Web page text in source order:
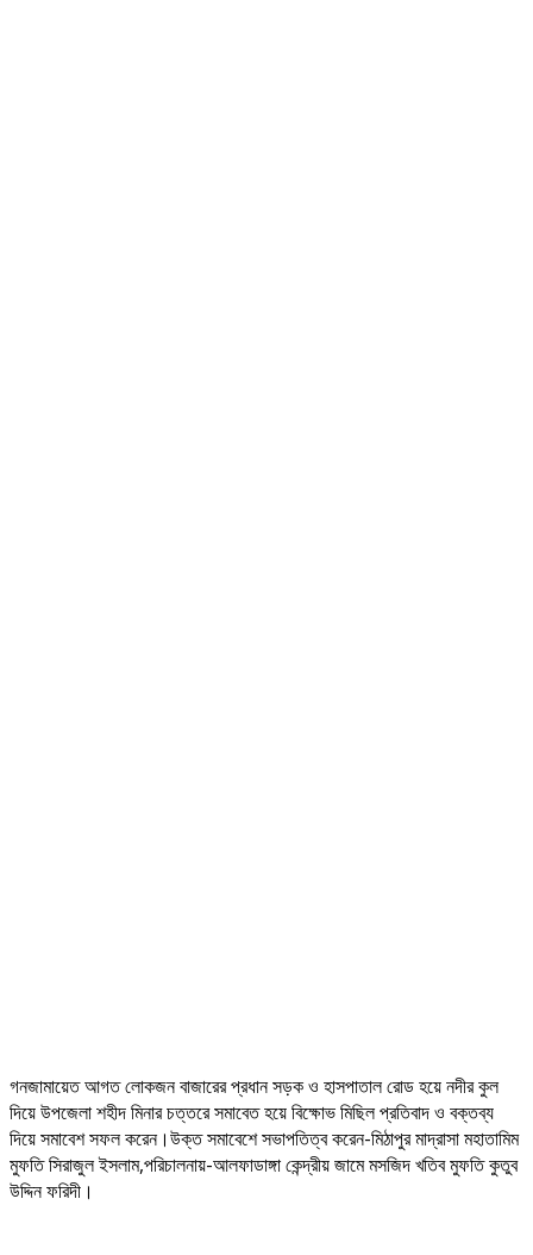
গনজামায়েত আগত লোকজন বাজারের প্রধান সড়ক ও হাসপাতাল রোড হয়ে নদীর কুল
দিয়ে উপজেলা শহীদ মিনার চত্তরে সমাবেত হয়ে বিক্ষোভ মিছিল প্রতিবাদ ও বক্তব্য
দিয়ে সমাবেশ সফল করেন।উক্ত সমাবেশে সভাপতিত্ব করেন-মিঠাপুর মাদ্রাসা মহাতামিম
মুফতি সিরাজুল ইসলাম,পরিচালনায়-আলফাডাঙ্গা কেন্দ্রীয় জামে মসজিদ খতিব মুফতি কুতুব
উদ্দিন ফরিদী।